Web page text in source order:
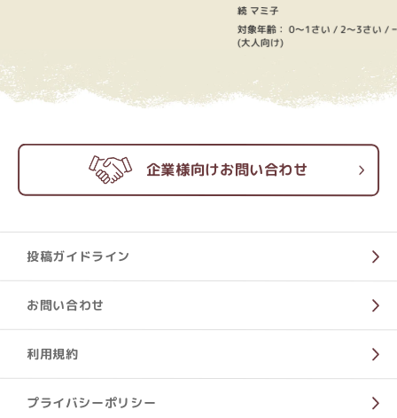
続 マミ子
対象年齢： 0～1さい 2～3さい
(大人向け)
企業様向けお問い合わせ
投稿ガイドライン
お問い合わせ
利用規約
プライバシーポリシー